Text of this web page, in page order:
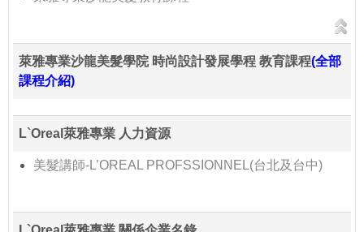
萊雅專業沙龍美髮學院 時尚設計發展學程 教育課程(全部
課程介紹)
L`Oreal萊雅專業 人力資源
美髮講師-L’OREAL PROFSSIONNEL(台北及台中)